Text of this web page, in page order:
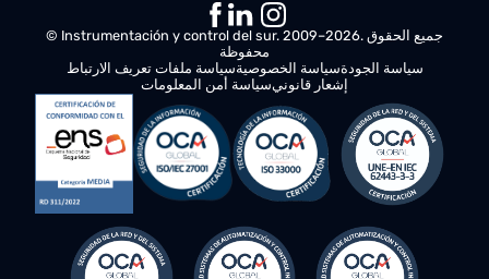
© Instrumentación y control del sur. 2009–2026. جميع الحقوق
محفوظة
سياسة ملفات تعريف الارتباط سياسة الخصوصية سياسة الجودة
سياسة أمن المعلوماتإشعار قانوني